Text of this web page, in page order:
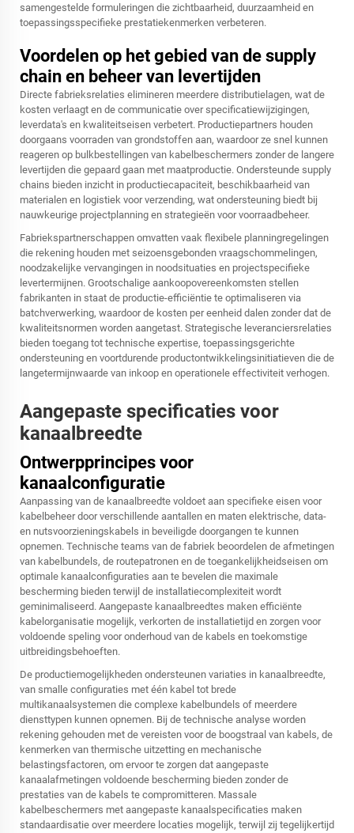
samengestelde formuleringen die zichtbaarheid, duurzaamheid en
toepassingsspecifieke prestatiekenmerken verbeteren.
Voordelen op het gebied van de supply
chain en beheer van levertijden
Directe fabrieksrelaties elimineren meerdere distributielagen, wat de
kosten verlaagt en de communicatie over specificatiewijzigingen,
leverdata's en kwaliteitseisen verbetert. Productiepartners houden
doorgaans voorraden van grondstoffen aan, waardoor ze snel kunnen
reageren op bulkbestellingen van kabelbeschermers zonder de langere
levertijden die gepaard gaan met maatproductie. Ondersteunde supply
chains bieden inzicht in productiecapaciteit, beschikbaarheid van
materialen en logistiek voor verzending, wat ondersteuning biedt bij
nauwkeurige projectplanning en strategieën voor voorraadbeheer.
Fabriekspartnerschappen omvatten vaak flexibele planningregelingen
die rekening houden met seizoensgebonden vraagschommelingen,
noodzakelijke vervangingen in noodsituaties en projectspecifieke
levertermijnen. Grootschalige aankoopovereenkomsten stellen
fabrikanten in staat de productie-efficiëntie te optimaliseren via
batchverwerking, waardoor de kosten per eenheid dalen zonder dat de
kwaliteitsnormen worden aangetast. Strategische leveranciersrelaties
bieden toegang tot technische expertise, toepassingsgerichte
ondersteuning en voortdurende productontwikkelingsinitiatieven die de
langetermijnwaarde van inkoop en operationele effectiviteit verhogen.
Aangepaste specificaties voor
kanaalbreedte
Ontwerpprincipes voor
kanaalconfiguratie
Aanpassing van de kanaalbreedte voldoet aan specifieke eisen voor
kabelbeheer door verschillende aantallen en maten elektrische, data-
en nutsvoorzieningskabels in beveiligde doorgangen te kunnen
opnemen. Technische teams van de fabriek beoordelen de afmetingen
van kabelbundels, de routepatronen en de toegankelijkheidseisen om
optimale kanaalconfiguraties aan te bevelen die maximale
bescherming bieden terwijl de installatiecomplexiteit wordt
geminimaliseerd. Aangepaste kanaalbreedtes maken efficiënte
kabelorganisatie mogelijk, verkorten de installatietijd en zorgen voor
voldoende speling voor onderhoud van de kabels en toekomstige
uitbreidingsbehoeften.
De productiemogelijkheden ondersteunen variaties in kanaalbreedte,
van smalle configuraties met één kabel tot brede
multikanaalsystemen die complexe kabelbundels of meerdere
diensttypen kunnen opnemen. Bij de technische analyse worden
rekening gehouden met de vereisten voor de boogstraal van kabels, de
kenmerken van thermische uitzetting en mechanische
belastingsfactoren, om ervoor te zorgen dat aangepaste
kanaalafmetingen voldoende bescherming bieden zonder de
prestaties van de kabels te compromitteren. Massale
kabelbeschermers met aangepaste kanaalspecificaties maken
standaardisatie over meerdere locaties mogelijk, terwijl zij tegelijkertijd